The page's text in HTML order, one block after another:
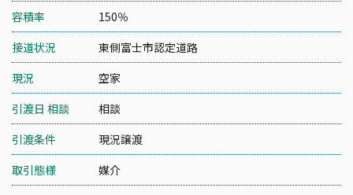
容積率
150％
接道状況
東側富士市認定道路
現況
空家
引渡日 相談
相談
引渡条件
現況譲渡
取引態様
媒介